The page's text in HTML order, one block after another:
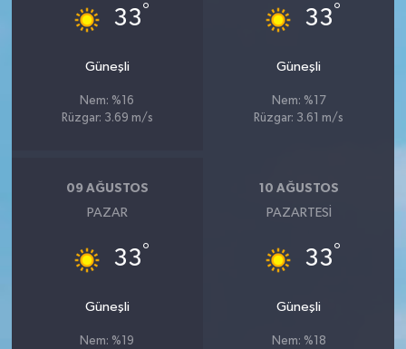
33°
Güneşli
Nem: %16
Rüzgar: 3.69 m/s
33°
Güneşli
Nem: %17
Rüzgar: 3.61 m/s
09 AĞUSTOS
PAZAR
33°
Güneşli
Nem: %19
10 AĞUSTOS
PAZARTESI
33°
Güneşli
Nem: %18